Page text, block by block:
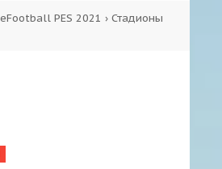
eFootball PES 2021 › Стадионы